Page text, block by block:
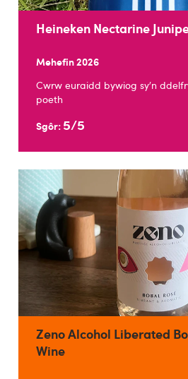
Heineken Nectarine
Mehefin 2026
Cwrw euraidd bywiog sy’n
poeth
Sgôr: 5/5
Zeno Alcohol Liberated
Wine